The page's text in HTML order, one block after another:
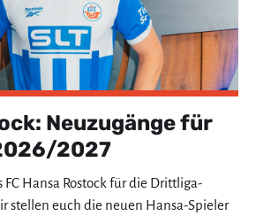
Neuzugänge für
2027
Hansa Rostock für die Drittliga-
stellen euch die neuen Hansa-Spieler